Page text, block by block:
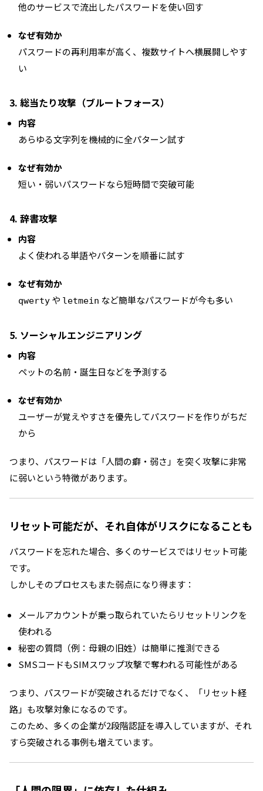
他のサービスで流出したパスワードを使い回す
なぜ有効か
パスワードの再利用率が高く、複数サイトへ横展開しやす
い
3. 総当たり攻撃（ブルートフォース）
内容
あらゆる文字列を機械的に全パターン試す
なぜ有効か
短い・弱いパスワードなら短時間で突破可能
4. 辞書攻撃
内容
よく使われる単語やパターンを順番に試す
なぜ有効か
qwerty や letmein など簡単なパスワードが今も多い
5. ソーシャルエンジニアリング
内容
ペットの名前・誕生日などを予測する
なぜ有効か
ユーザーが覚えやすさを優先してパスワードを作りがちだ
から
つまり、パスワードは「人間の癖・弱さ」を突く攻撃に非常
に弱いという特徴があります。
リセット可能だが、それ自体がリスクになることも
パスワードを忘れた場合、多くのサービスではリセット可能
です。
しかしそのプロセスもまた弱点になり得ます：
メールアカウントが乗っ取られていたらリセットリンクを
使われる
秘密の質問（例：母親の旧姓）は簡単に推測できる
SMSコードもSIMスワップ攻撃で奪われる可能性がある
つまり、パスワードが突破されるだけでなく、「リセット経
路」も攻撃対象になるのです。
このため、多くの企業が2段階認証を導入していますが、それ
すら突破される事例も増えています。